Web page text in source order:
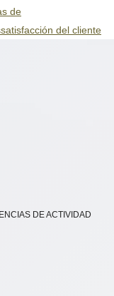
de
satisfacción del cliente
DE ACTIVIDAD